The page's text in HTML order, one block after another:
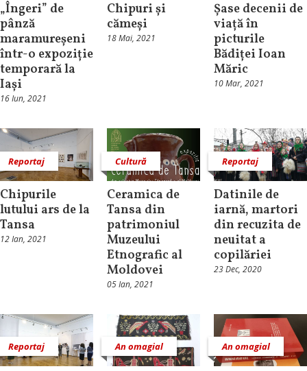
„Îngeri” de
pânză
maramureșeni
într-o expoziție
temporară la
Iași
16 Iun, 2021
Chipuri și
cămeși
18 Mai, 2021
Șase decenii de
viață în
picturile
Bădiței Ioan
Măric
10 Mar, 2021
Reportaj
Chipurile
lutului ars de la
Tansa
12 Ian, 2021
Cultură
Ceramica de
Tansa din
patrimoniul
Muzeului
Etnografic al
Moldovei
05 Ian, 2021
Reportaj
Datinile de
iarnă, martori
din recuzita de
neuitat a
copilăriei
23 Dec, 2020
Reportaj An omagial An omagial